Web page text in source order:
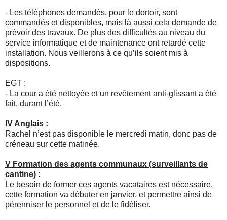
- Les téléphones demandés, pour le dortoir, sont
commandés et disponibles, mais là aussi cela demande de
prévoir des travaux. De plus des difficultés au niveau du
service informatique et de maintenance ont retardé cette
installation. Nous veillerons à ce qu’ils soient mis à
dispositions.
EGT :
- La cour a été nettoyée et un revêtement anti-glissant a été
fait, durant l’été.
IV Anglais :
Rachel n’est pas disponible le mercredi matin, donc pas de
créneau sur cette matinée.
V Formation des agents communaux (surveillants de
cantine) :
Le besoin de former ces agents vacataires est nécessaire,
cette formation va débuter en janvier, et permettre ainsi de
pérenniser le personnel et de le fidéliser.